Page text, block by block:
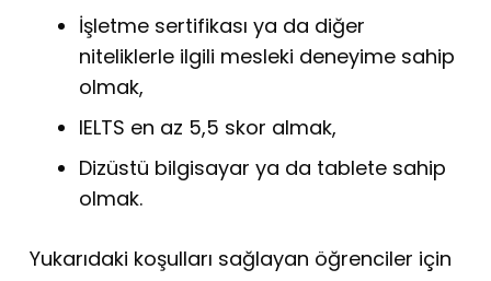
İşletme sertifikası ya da diğer
niteliklerle ilgili mesleki deneyime sahip
olmak,
IELTS en az 5,5 skor almak,
Dizüstü bilgisayar ya da tablete sahip
olmak.
Yukarıdaki koşulları sağlayan öğrenciler için